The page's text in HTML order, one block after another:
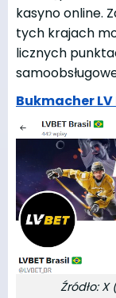
kasyno online.
tych krajach
licznych
Bukmacher LV
Źródło: